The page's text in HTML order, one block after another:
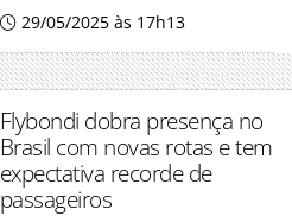
29/05/2025 às 17h13
Flybondi dobra presença no
Brasil com novas rotas e tem
expectativa recorde de
passageiros